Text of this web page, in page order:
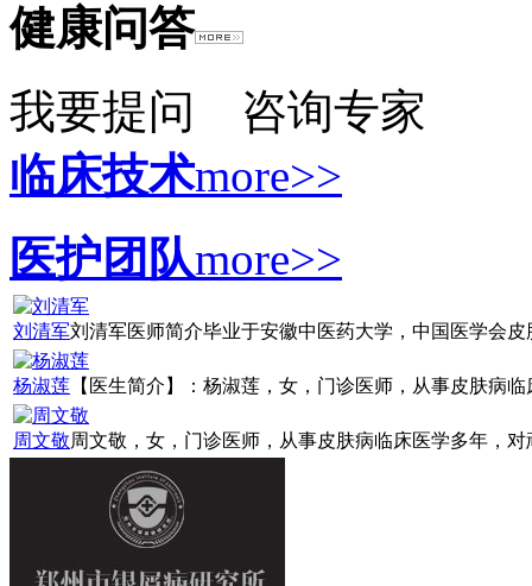
健康问答
我要提问
咨询专家
临床技术more>>
医护团队more>>
刘清军刘清军医师简介毕业于安徽中医药大学，中国医学会皮
杨淑莲 【医生简介】：杨淑莲，女，门诊医师，从事皮肤病
周文敬周文敬，女，门诊医师，从事皮肤病临床医学多年，对